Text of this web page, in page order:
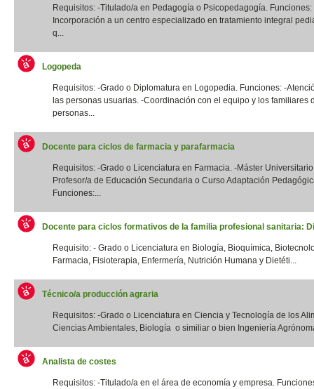
Requisitos: -Titulado/a en Pedagogía o Psicopedagogía. Funciones:
Incorporación a un centro especializado en tratamiento integral
q...
Logopeda
Requisitos: -Grado o Diplomatura en Logopedia. Funciones: -
las personas usuarias. -Coordinación con el equipo y los familiares
personas...
Docente para ciclos de farmacia y parafarmacia
Requisitos: -Grado o Licenciatura en Farmacia. -Máster
Profesor/a de Educación Secundaria o Curso Adaptación
Funciones:...
Docente para ciclos formativos de la familia profesional sanitaria:
Requisito: - Grado o Licenciatura en Biología, Bioquímica,
Farmacia, Fisioterapia, Enfermería, Nutrición Humana y Dietéti...
Técnico/a producción agraria
Requisitos: -Grado o Licenciatura en Ciencia y Tecnología de los
Ciencias Ambientales, Biología o similiar o bien Ingeniería
Analista de costes
Requisitos: -Titulado/a en el área de economía y empresa.